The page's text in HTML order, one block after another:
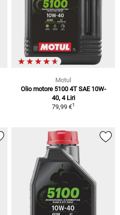
Motul
Olio motore 5100 4T SAE 10W-
40, 4 Liri
79,99 €1